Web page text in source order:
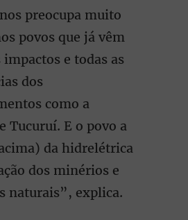
preocupa muito
povos que já vêm
e todas as
dos
como a
Tucuruí. E o povo a
da hidrelétrica
dos minérios e
naturais”, explica.